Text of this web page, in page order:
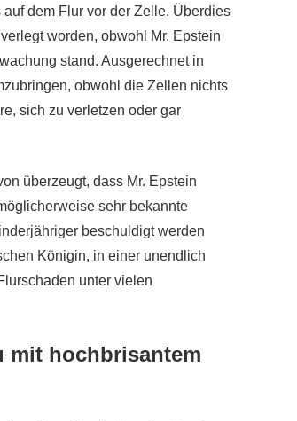
dem Flur vor der Zelle. Überdies
worden, obwohl Mr. Epstein
stand. Ausgerechnet in
obwohl die Zellen nichts
sich zu verletzen oder gar
überzeugt, dass Mr. Epstein
sehr bekannte
beschuldigt werden
Königin, in einer unendlich
unter vielen
mit hochbrisantem